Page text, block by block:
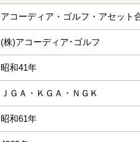
アコーディア・ゴルフ・アセット
(株)アコーディア･ゴルフ
昭和41年
ＪＧＡ・ＫＧＡ・ＮＧＫ
昭和61年